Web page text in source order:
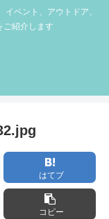
ベント、アウトドア、
ご紹介します
はてブ
コピー